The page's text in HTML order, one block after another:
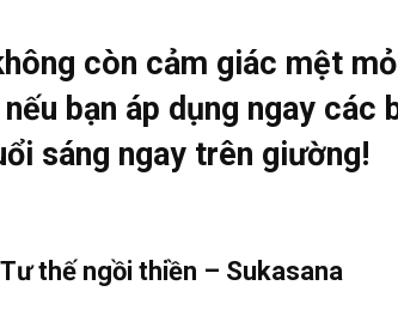
còn cảm giác mệt
bạn áp dụng ngay các
sáng ngay trên giường!
Tư thế ngồi thiền – Sukasana